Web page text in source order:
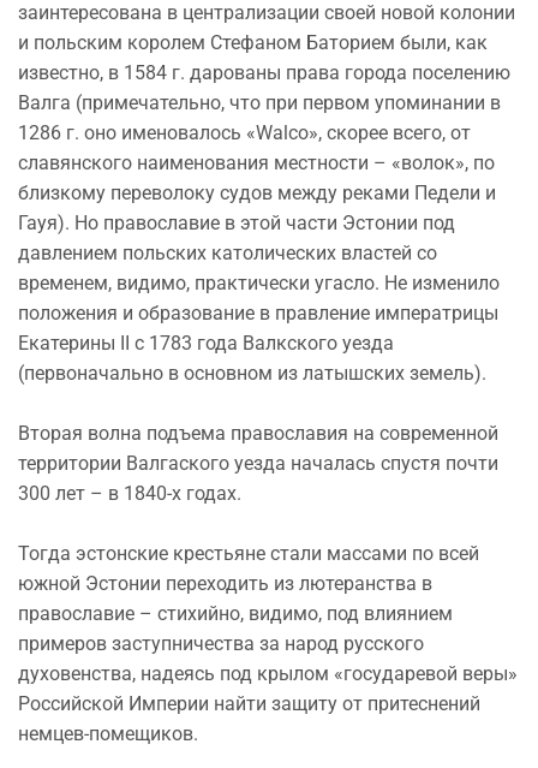
заинтересована в централизации своей новой колонии
и польским королем Стефаном Баторием были, как
известно, в 1584 г. дарованы права города поселению
Валга (примечательно, что при первом упоминании в
1286 г. оно именовалось «Walсo», скорее всего, от
славянского наименования местности – «волок», по
близкому переволоку судов между реками Педели и
Гауя). Но православие в этой части Эстонии под
давлением польских католических властей со
временем, видимо, практически угасло. Не изменило
положения и образование в правление императрицы
Екатерины II с 1783 года Валкского уезда
(первоначально в основном из латышских земель).
Вторая волна подъема православия на современной
территории Валгаского уезда началась спустя почти
300 лет – в 1840-х годах.
Тогда эстонские крестьяне стали массами по всей
южной Эстонии переходить из лютеранства в
православие – стихийно, видимо, под влиянием
примеров заступничества за народ русского
духовенства, надеясь под крылом «государевой веры»
Российской Империи найти защиту от притеснений
немцев-помещиков.